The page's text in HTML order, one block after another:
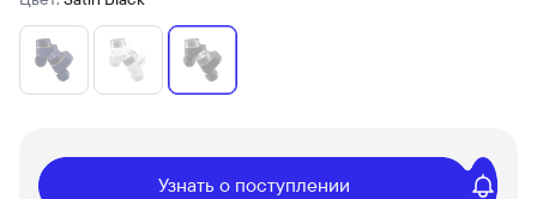
Узнать о поступлении